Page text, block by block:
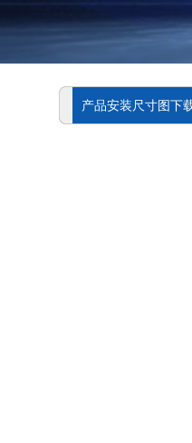
产品安装尺寸图下